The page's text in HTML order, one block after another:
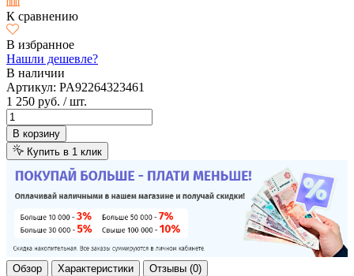
К сравнению
В избранное
Нашли дешевле?
В наличии
Артикул: PA92264323461
1 250 руб. / шт.
В корзину
Купить в 1 клик
Обзор Характеристики Отзывы (0)